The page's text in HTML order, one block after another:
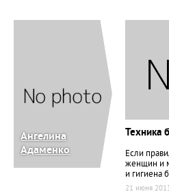
Ангелина
Адаменко
Техника
Если
женщин и
и гигиена
21 июня